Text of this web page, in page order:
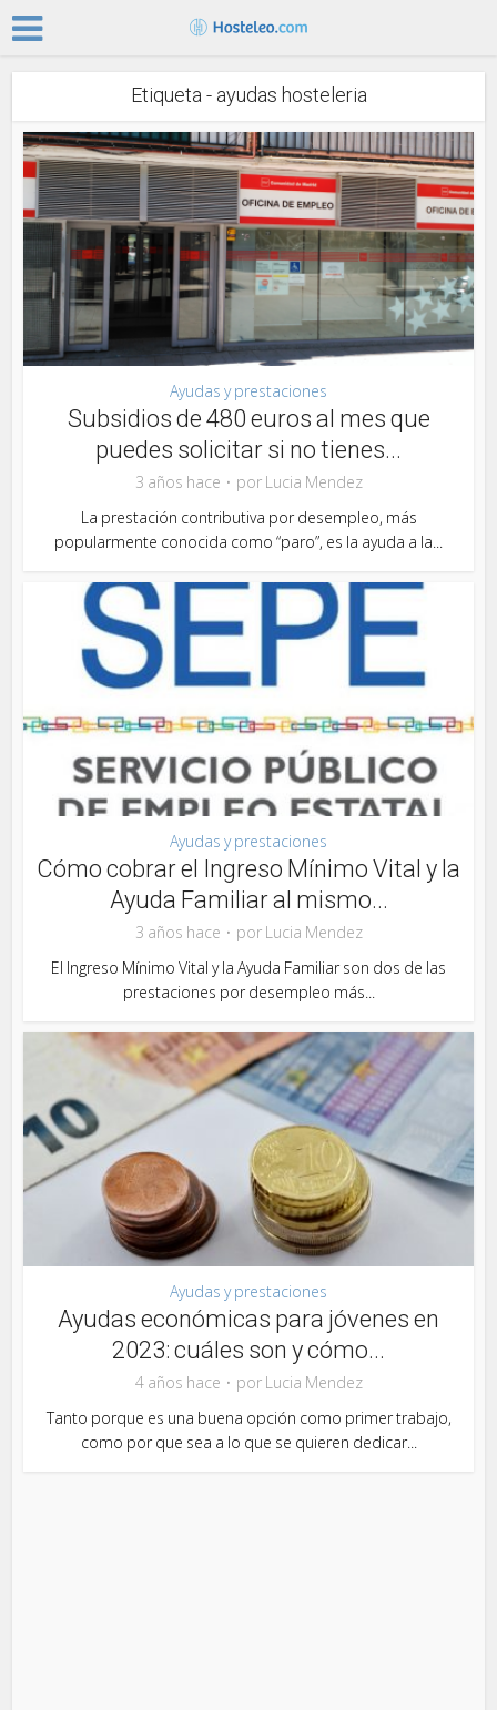
Etiqueta - ayudas hosteleria
Ayudas y prestaciones
Subsidios de 480 euros al mes que
puedes solicitar si no tienes...
3 años hace por Lucia Mendez
La prestación contributiva por desempleo, más
popularmente conocida como “paro”, es la ayuda a la...
Ayudas y prestaciones
Cómo cobrar el Ingreso Mínimo Vital y la
Ayuda Familiar al mismo...
3 años hace por Lucia Mendez
El Ingreso Mínimo Vital y la Ayuda Familiar son dos de las
prestaciones por desempleo más...
Ayudas y prestaciones
Ayudas económicas para jóvenes en
2023: cuáles son y cómo...
4 años hace por Lucia Mendez
Tanto porque es una buena opción como primer trabajo,
como por que sea a lo que se quieren dedicar...